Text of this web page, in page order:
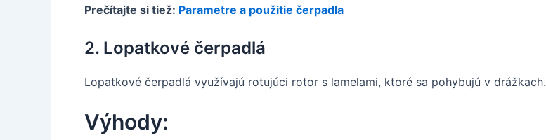
Prečítajte si tiež: Parametre a použitie čerpadla
2. Lopatkové čerpadlá
Lopatkové čerpadlá využívajú rotujúci rotor s lamelami, ktoré sa pohybujú v drážkach.
Výhody: